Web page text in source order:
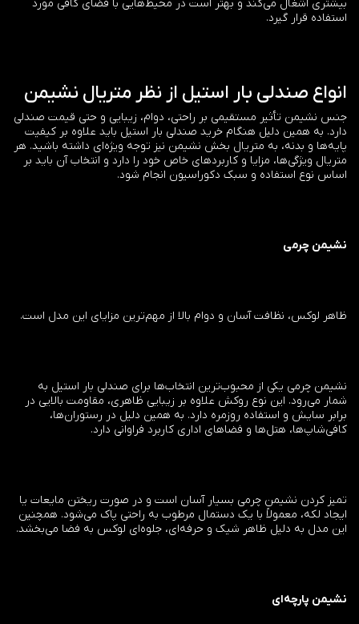
بیشتری اشغال می‌کند و بهتر است در محیط‌هایی با فضای کافی مورد
استفاده قرار گیرد.
انواع صندلی بار استیل از نظر متریال نشیمن
جنس نشیمن تأثیر مستقیمی بر راحتی، دوام، زیبایی و حتی قیمت صندلی
دارد. به همین دلیل هنگام خرید صندلی بار استیل باید علاوه بر کیفیت
پایه‌ها و بدنه، به متریال بخش نشیمن نیز توجه ویژه‌ای داشته باشید. هر
متریال ویژگی‌ها، مزایا و کاربردهای خاص خود را دارد و انتخاب آن باید بر
اساس نوع استفاده و سبک دکوراسیون انجام شود.
نشیمن چرمی
ظاهر لوکس، نظافت آسان و دوام بالا از مهم‌ترین مزایای این مدل است.
نشیمن چرمی یکی از محبوب‌ترین انتخاب‌ها برای صندلی بار استیل به
شمار می‌رود. این نوع روکش علاوه بر زیبایی ظاهری، مقاومت بالایی در
برابر سایش و استفاده روزمره دارد. به همین دلیل در رستوران‌ها،
کافی‌شاپ‌ها، هتل‌ها و فضاهای اداری کاربرد فراوانی دارد.
تمیز کردن نشیمن چرمی بسیار آسان است و در صورت ریختن مایعات یا
ایجاد لکه، معمولاً با یک دستمال مرطوب به راحتی پاک می‌شود. همچنین
این مدل به دلیل ظاهر شیک و حرفه‌ای، جلوه‌ای لوکس به فضا می‌بخشد.
نشیمن پارچه‌ای